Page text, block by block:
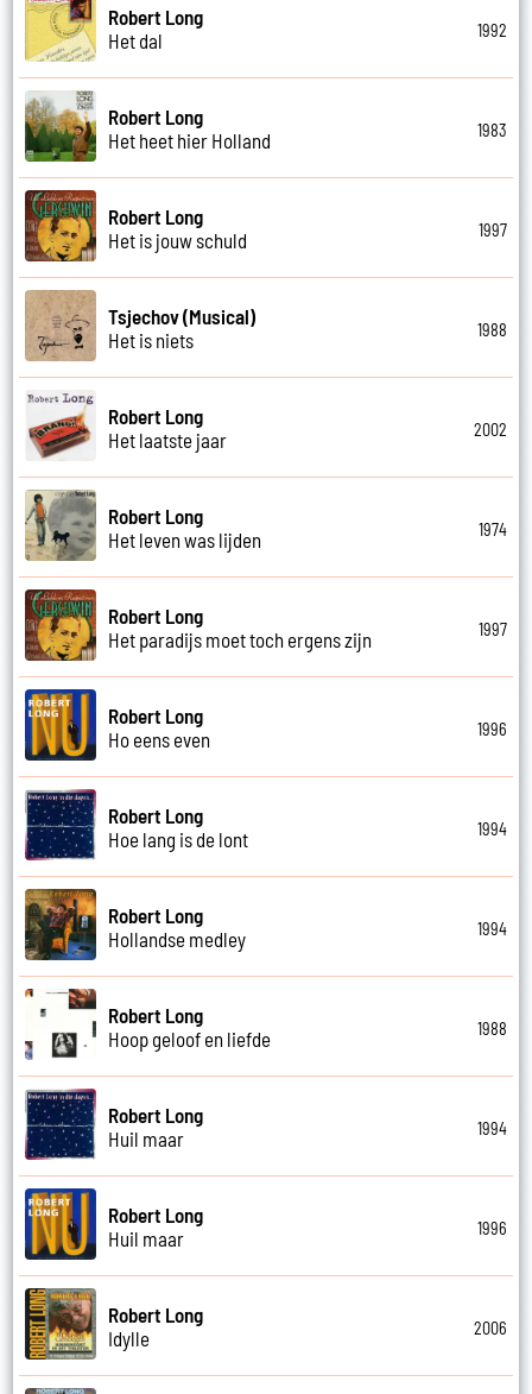
Robert Long
Het dal
1992
Robert Long
Het heet hier Holland
1983
Robert Long
Het is jouw schuld
1997
Tsjechov (Musical)
Het is niets
1988
Robert Long
Het laatste jaar
2002
Robert Long
Het leven was lijden
1974
Robert Long
Het paradijs moet toch ergens zijn
1997
Robert Long
Ho eens even
1996
Robert Long
Hoe lang is de lont
1994
Robert Long
Hollandse medley
1994
Robert Long
Hoop geloof en liefde
1988
Robert Long
Huil maar
1994
Robert Long
Huil maar
1996
Robert Long
Idylle
2006